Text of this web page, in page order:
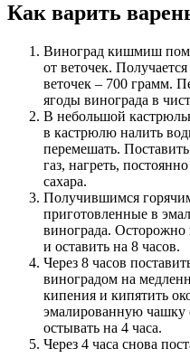
Как варить
Виноград кишмиш
от веточек.
веточек – 700 грамм.
ягоды винограда в
В небольшой
в кастрюлю налить
перемешать.
газ, нагреть,
сахара.
Получившимся
приготовленные в
винограда. Осторожно
и оставить на 8 часов.
Через 8 часов
виноградом на
кипения и кипятить
эмалированную чашку
остывать на 4 часа.
Через 4 часа снова